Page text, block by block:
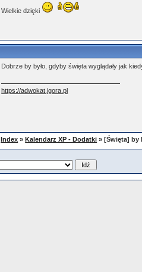
Wielkie dzięki
Dobrze by było, gdyby święta wyglądały jak
https://adwokat.jgora.pl
Index »Kalendarz XP - Dodatki » [Święta] by